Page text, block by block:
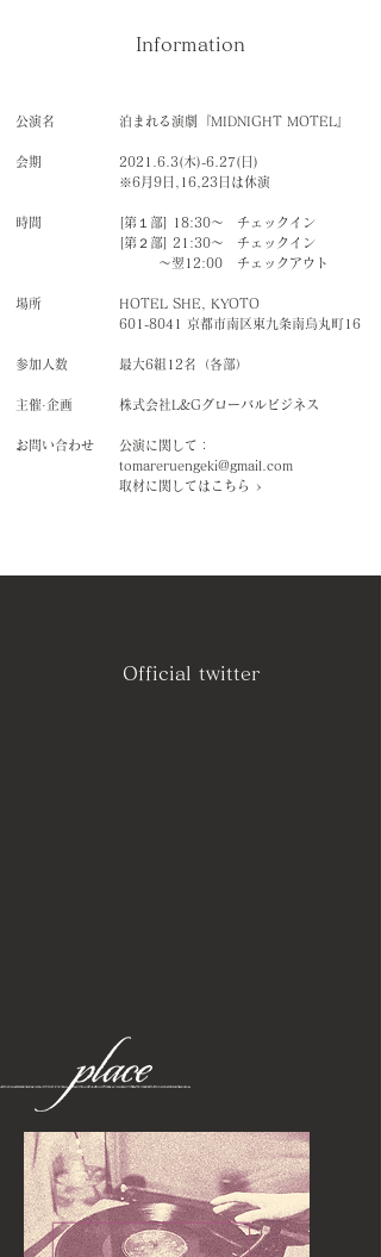
Information
公演名
会期
時間
場所
参加人数​
主催·企画
お問い合わせ
泊まれる演劇『MIDNIGHT MOTEL』
2021.6.3(木)-6.27(日)
※6月9日,16,23日は休演
[第１部] 18:30～ チェックイン
[第２部] 21 :30～ チェックイン
～翌12:00 チェックアウト
HOTEL SHE, KYOTO
601-8041
京都市南区東九条南烏丸町16
最大6組12名（各部）
株式会社L&Gグローバルビジネス
公演に関して：
tomareruengeki@gmail.com
取材に関してはこちら
>
Official twitter